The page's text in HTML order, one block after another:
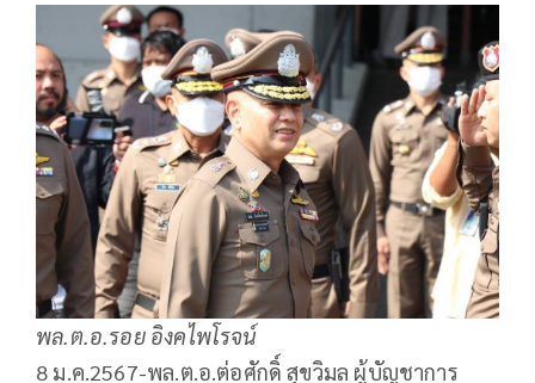
พล.ต.อ.รอย อิงคไพโรจน์
8 ม.ค.2567-พล.ต.อ.ต่อศักดิ์ สุขวิมล ผู้บัญชาการ